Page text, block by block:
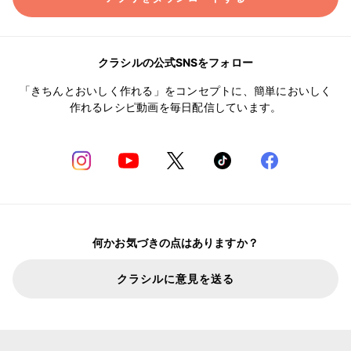
クラシルの公式SNSをフォロー
「きちんとおいしく作れる」をコンセプトに、簡単においしく
作れるレシピ動画を毎日配信しています。
何かお気づきの点はありますか？
クラシルに意見を送る